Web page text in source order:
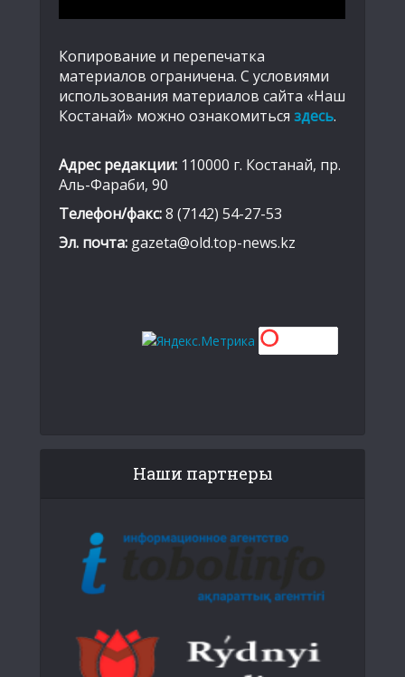
Копирование и перепечатка
материалов ограничена. С условиями
использования материалов сайта «Наш
Костанай» можно ознакомиться здесь.
Адрес редакции: 110000 г. Костанай, пр.
Аль-Фараби, 90
Телефон/факс:8 (7142) 54-27-53
Эл. почта: gazeta@old.top-news.kz
Наши партнеры